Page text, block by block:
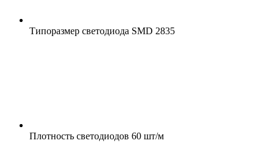
Типоразмер светодиода SMD 2835
Плотность светодиодов 60 шт/м